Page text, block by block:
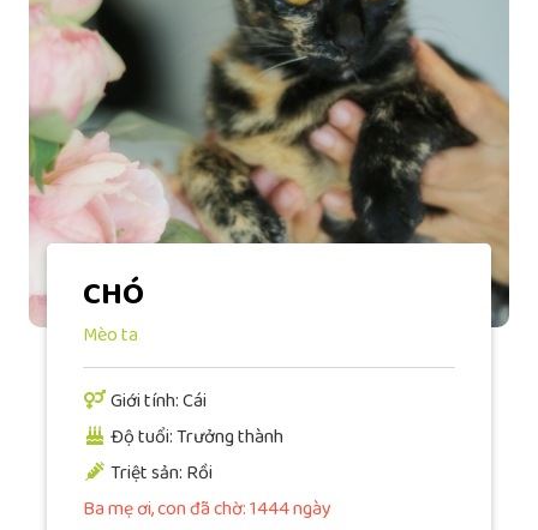
CHÓ
Mèo ta
Giới tính: Cái
Độ tuổi: Trưởng thành
Triệt sản: Rồi
Ba mẹ ơi, con đã chờ: 1444 ngày